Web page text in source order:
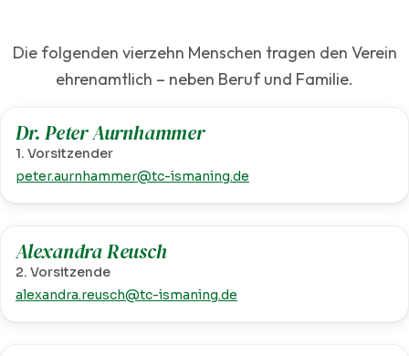
Die folgenden vierzehn Menschen tragen den Verein
ehrenamtlich – neben Beruf und Familie.
Dr. Peter Aurnhammer
1. Vorsitzender
peter.aurnhammer@tc-ismaning.de
Alexandra Reusch
2. Vorsitzende
alexandra.reusch@tc-ismaning.de